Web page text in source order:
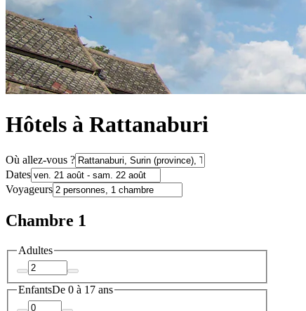
Hôtels à Rattanaburi
Où allez-vous ?
Dates
Voyageurs
Chambre 1
Adultes
EnfantsDe 0 à 17 ans